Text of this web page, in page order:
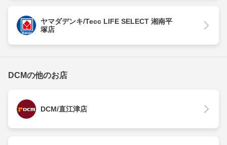
ヤマダデンキ/Tecc LIFE SELECT 湘南平
塚店
DCMの他のお店
DCM/直江津店